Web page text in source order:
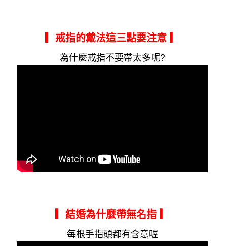
▎戒指的戴法這三點要注意 ▎
為什麼戒指不要帶太多呢?
▎結婚為什麼帶無名指 ▎
每根手指頭都有含意喔